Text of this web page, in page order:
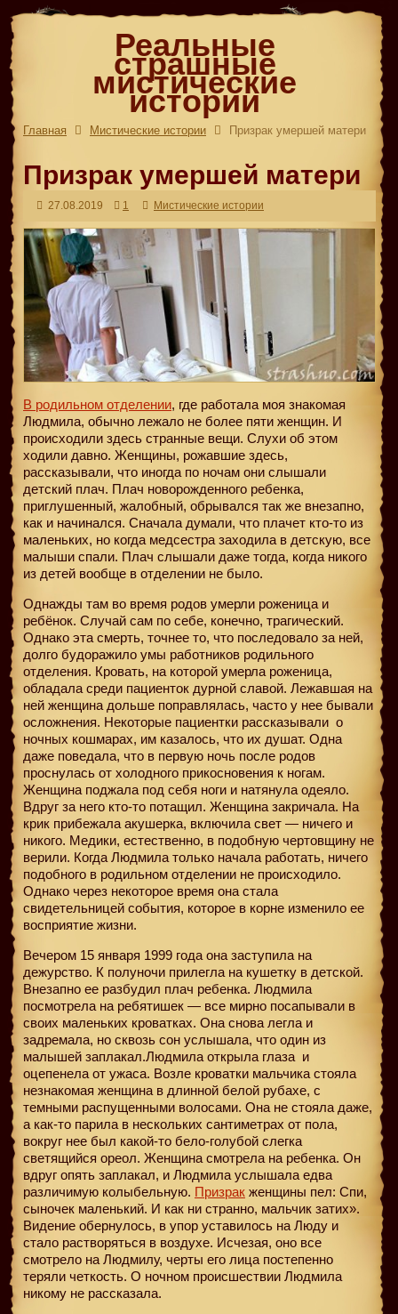
Реальные
страшные
мистические
истории
Главная Мистические истории Призрак умершей матери
Призрак умершей матери
27.08.2019 1 Мистические истории
В родильном отделении, где работала моя знакомая
Людмила, обычно лежало не более пяти женщин. И
происходили здесь странные вещи. Слухи об этом
ходили давно. Женщины, рожавшие здесь,
рассказывали, что иногда по ночам они слышали
детский плач. Плач новорожденного ребенка,
приглушенный, жалобный, обрывался так же внезапно,
как и начинался. Сначала думали, что плачет кто-то из
маленьких, но когда медсестра заходила в детскую, все
малыши спали. Плач слышали даже тогда, когда никого
из детей вообще в отделении не было.
Однажды там во время родов умерли роженица и
ребёнок. Случай сам по себе, конечно, трагический.
Однако эта смерть, точнее то, что последовало за ней,
долго будоражило умы работников родильного
отделения. Кровать, на которой умерла роженица,
обладала среди пациенток дурной славой. Лежавшая на
ней женщина дольше поправлялась, часто у нее бывали
осложнения. Некоторые пациентки рассказывали о
ночных кошмарах, им казалось, что их душат. Одна
даже поведала, что в первую ночь после родов
проснулась от холодного прикосновения к ногам.
Женщина поджала под себя ноги и натянула одеяло.
Вдруг за него кто-то потащил. Женщина закричала. На
крик прибежала акушерка, включила свет — ничего и
никого. Медики, естественно, в подобную чертовщину не
верили. Когда Людмила только начала работать, ничего
подобного в родильном отделении не происходило.
Однако через некоторое время она стала
свидетельницей события, которое в корне изменило ее
восприятие жизни.
Вечером 15 января 1999 года она заступила на
дежурство. К полуночи прилегла на кушетку в детской.
Внезапно ее разбудил плач ребенка. Людмила
посмотрела на ребятишек — все мирно посапывали в
своих маленьких кроватках. Она снова легла и
задремала, но сквозь сон услышала, что один из
малышей заплакал.Людмила открыла глаза и
оцепенела от ужаса. Возле кроватки мальчика стояла
незнакомая женщина в длинной белой рубахе, с
темными распущенными волосами. Она не стояла даже,
а как-то парила в нескольких сантиметрах от пола,
вокруг нее был какой-то бело-голубой слегка
светящийся ореол. Женщина смотрела на ребенка. Он
вдруг опять заплакал, и Людмила услышала едва
различимую колыбельную. Призрак женщины пел: Спи,
сыночек маленький. И как ни странно, мальчик затих».
Видение обернулось, в упор уставилось на Люду и
стало растворяться в воздухе. Исчезая, оно все
смотрело на Людмилу, черты его лица постепенно
теряли четкость. О ночном происшествии Людмила
никому не рассказала.